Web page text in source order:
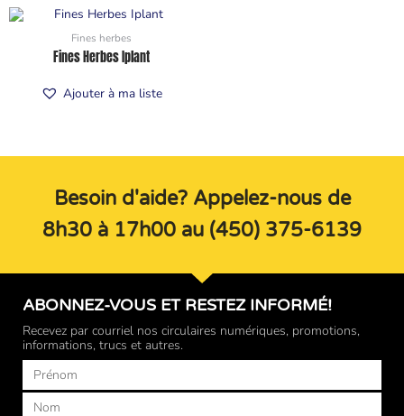
Fines herbes
Fines Herbes Iplant
Ajouter à ma liste
Besoin d'aide? Appelez-nous de
8h30 à 17h00 au (450) 375-6139
ABONNEZ-VOUS ET RESTEZ INFORMÉ!
Recevez par courriel nos circulaires numériques, promotions,
informations, trucs et autres.
Prénom
Nom